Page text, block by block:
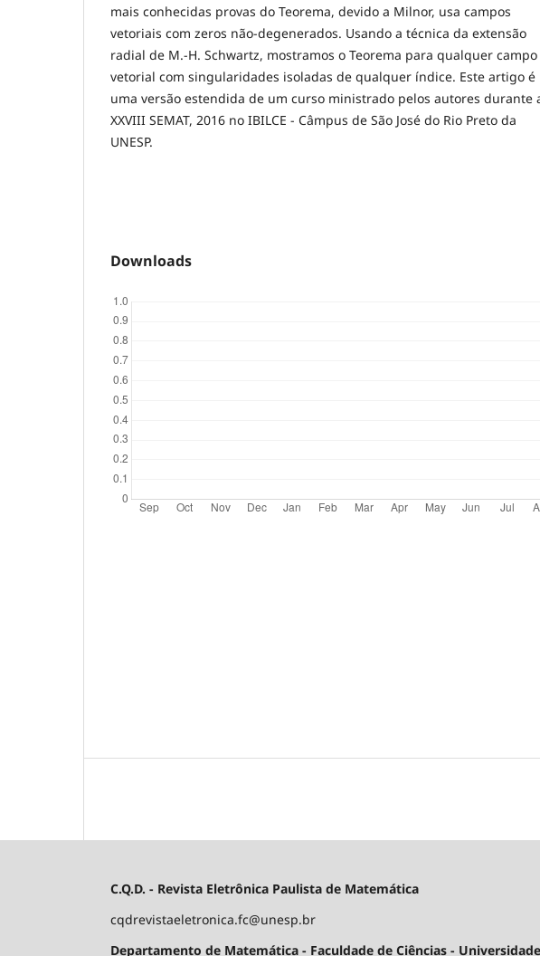
mais conhecidas provas do Teorema, devido a Milnor, usa campos
vetoriais com zeros não-degenerados. Usando a técnica da extensão
radial de M.-H. Schwartz, mostramos o Teorema para qualquer campo
vetorial com singularidades isoladas de qualquer índice. Este artigo é
uma versão estendida de um curso ministrado pelos autores durante
XXVIII SEMAT, 2016 no IBILCE - Câmpus de São José do Rio Preto da
UNESP.
Downloads
C.Q.D. - Revista Eletrônica Paulista de Matemática
cqdrevistaeletronica.fc@unesp.br
Departamento de Matemática - Faculdade de Ciências -